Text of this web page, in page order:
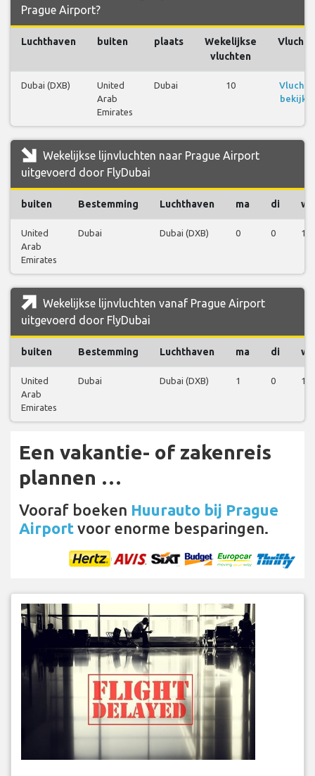
Prague Airport?
Luchthaven buiten plaats
Wekelijkse
vluchten
Dubai (DXB)
United
Arab
Emirates
Dubai 10
Wekelijkse lijnvluchten naar Prague Airport
uitgevoerd door FlyDubai
buiten Bestemming Luchthaven ma di wo
United
Arab
Emirates
Dubai Dubai (DXB) 0 0 1
Wekelijkse lijnvluchten vanaf Prague Airport
uitgevoerd door FlyDubai
buiten Bestemming Luchthaven ma di wo
United
Arab
Emirates
Dubai Dubai (DXB) 1 0 1
Een vakantie- of zakenreis
plannen …
Vooraf boeken Huurauto bij Prague
Airport voor enorme besparingen.